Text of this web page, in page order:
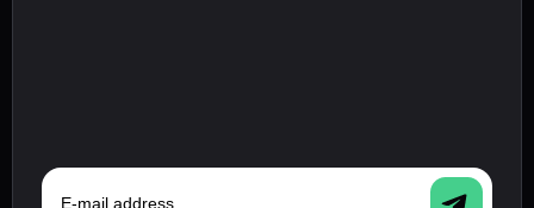
E-mail address